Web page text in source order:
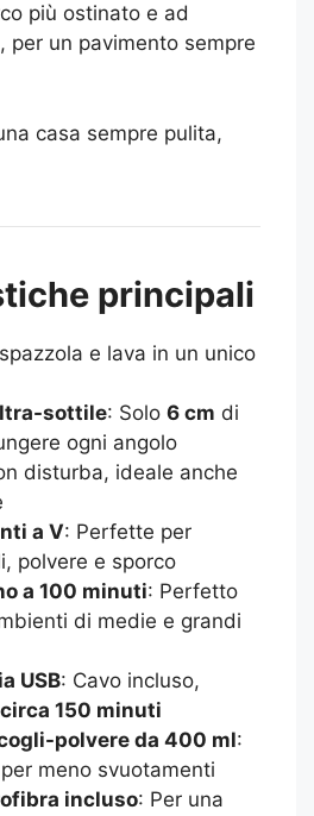
più ostinato e ad
per un pavimento sempre
casa sempre pulita,
principali
e lava in un unico
sottile: Solo6 cm di
ogni angolo
disturba, ideale anche
a V: Perfette per
polvere e sporco
a 100 minuti: Perfetto
di medie e grandi
USB: Cavo incluso,
circa 150 minuti
polvere da 400 ml:
meno svuotamenti
incluso: Per una